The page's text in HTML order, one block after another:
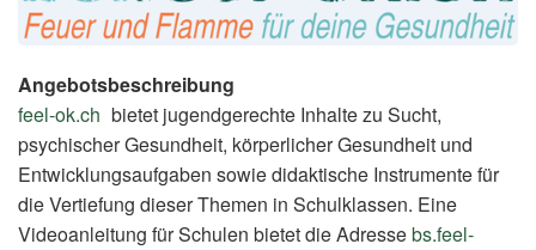
Angebotsbeschreibung
feel-ok.ch (External
Link)
bietet jugendgerechte Inhalte zu Sucht,
psychischer Gesundheit, körperlicher Gesundheit und
Entwicklungsaufgaben sowie didaktische Instrumente für
die Vertiefung dieser Themen in Schulklassen. Eine
Videoanleitung für Schulen bietet die Adressebs.feel-